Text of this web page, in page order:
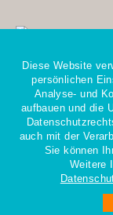
Diese Website
persönlichen
Analyse- und
aufbauen und die
auch mit der
Sie können
Weitere
Mitglied im
der